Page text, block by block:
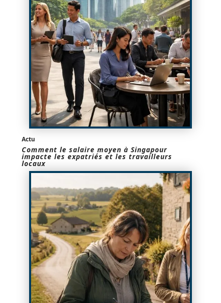
Actu
Comment le salaire moyen à Singapour
impacte les expatriés et les travailleurs
locaux